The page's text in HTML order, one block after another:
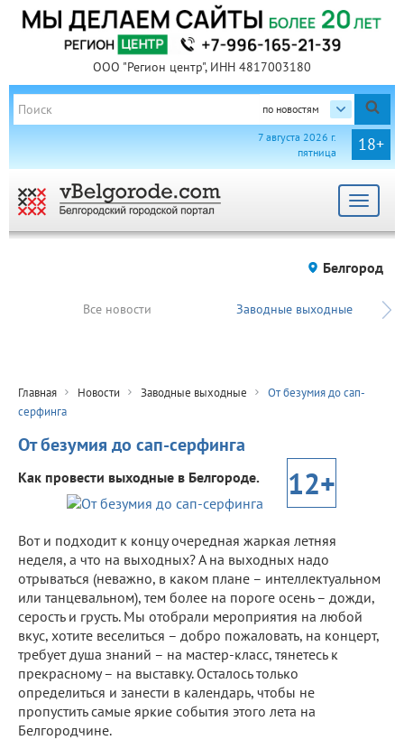
ООО "Регион центр", ИНН 4817003180
по новостям
18+
7 августа 2026 г.
пятница
Toggle
Белгород
Все новости Заводные выходные
Главная Новости Заводные выходные
От безумия до сап-
серфинга
От безумия до сап-серфинга
Как провести выходные в Белгороде. 12+
Вот и подходит к концу очередная жаркая летняя
неделя, а что на выходных? А на выходных надо
отрываться (неважно, в каком плане – интеллектуальном
или танцевальном), тем более на пороге осень – дожди,
серость и грусть. Мы отобрали мероприятия на любой
вкус, хотите веселиться – добро пожаловать, на концерт,
требует душа знаний – на мастер-класс, тянетесь к
прекрасному – на выставку. Осталось только
определиться и занести в календарь, чтобы не
пропустить самые яркие события этого лета на
Белгородчине.